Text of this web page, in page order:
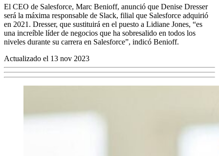
El CEO de Salesforce, Marc Benioff, anunció que Denise Dresser
será la máxima responsable de Slack, filial que Salesforce adquirió
en 2021. Dresser, que sustituirá en el puesto a Lidiane Jones, “es
una increíble líder de negocios que ha sobresalido en todos los
niveles durante su carrera en Salesforce”, indicó Benioff.
Actualizado el 13 nov 2023